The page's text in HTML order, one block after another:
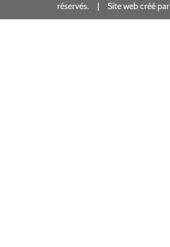
réservés. | Site web créé par